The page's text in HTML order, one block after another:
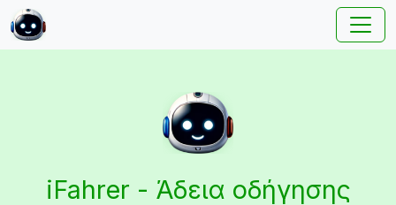
iFahrer - Άδεια οδήγησης